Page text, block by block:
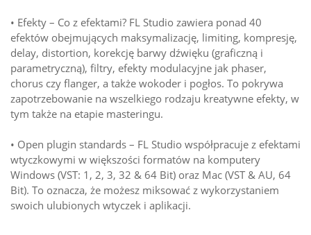
• Efekty – Co z efektami? FL Studio zawiera ponad 40
efektów obejmujących maksymalizację, limiting, kompresję,
delay, distortion, korekcję barwy dźwięku (graficzną i
parametryczną), filtry, efekty modulacyjne jak phaser,
chorus czy flanger, a także wokoder i pogłos. To pokrywa
zapotrzebowanie na wszelkiego rodzaju kreatywne efekty, w
tym także na etapie masteringu.
• Open plugin standards – FL Studio współpracuje z efektami
wtyczkowymi w większości formatów na komputery
Windows (VST: 1, 2, 3, 32 & 64 Bit) oraz Mac (VST & AU, 64
Bit). To oznacza, że możesz miksować z wykorzystaniem
swoich ulubionych wtyczek i aplikacji.